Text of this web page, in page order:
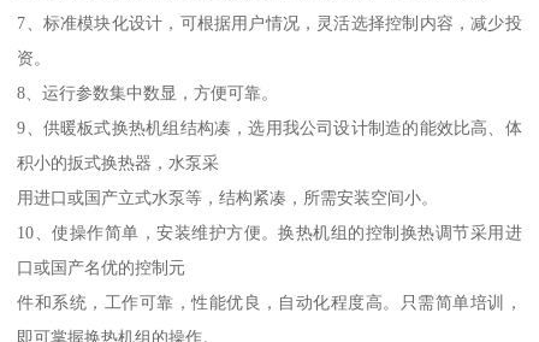
7、标准模块化设计，可根据用户情况，灵活选择控制内容，减少投
资。
8、运行参数集中数显，方便可靠。
9、供暖板式换热机组结构凑，选用我公司设计制造的能效比高、体
积小的扳式换热器，水泵采
用进口或国产立式水泵等，结构紧凑，所需安装空间小。
10、使操作简单，安装维护方便。换热机组的控制换热调节采用进
口或国产名优的控制元
件和系统，工作可靠，性能优良，自动化程度高。只需简单培训，
即可掌握换热机组的操作。